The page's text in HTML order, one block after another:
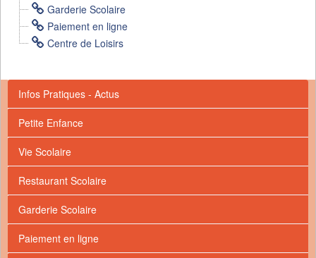
Garderie Scolaire
Paiement en ligne
Centre de Loisirs
Infos Pratiques - Actus
Petite Enfance
Vie Scolaire
Restaurant Scolaire
Garderie Scolaire
Paiement en ligne